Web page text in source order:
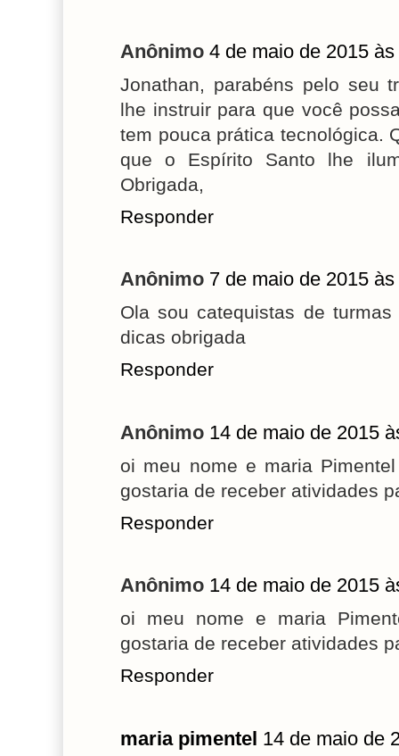
Anônimo 4 de maio de 2015
Jonathan, parabéns pelo seu
lhe instruir para que você
tem pouca prática tecnológica.
que o Espírito Santo lhe
Obrigada,
Responder
Anônimo 7 de maio de 2015
Ola sou catequistas de
dicas obrigada
Responder
Anônimo 14 de maio de 2015
oi meu nome e maria
gostaria de receber atividades
Responder
Anônimo 14 de maio de 2015
oi meu nome e maria
gostaria de receber atividades
Responder
maria pimentel 14 de maio de